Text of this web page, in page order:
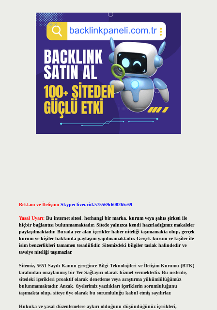
Reklam ve İletişim: Skype: live:.cid.575569c608265c69
Yasal Uyarı: Bu internet sitesi, herhangi bir marka, kurum veya şahıs şirketi ile
hiçbir bağlantısı bulunmamaktadır. Sitede yalnızca kendi hazırladığımız makaleler
paylaşılmaktadır. Burada yer alan içerikler haber niteliği taşımamakta olup, gerçek
kurum ve kişiler hakkında paylaşım yapılmamaktadır. Gerçek kurum ve kişiler ile
isim benzerlikleri tamamen tesadüfidir. Sitemizdeki bilgiler taslak halindedir ve
tavsiye niteliği taşımazlar.
Sitemiz, 5651 Sayılı Kanun gereğince Bilgi Teknolojileri ve İletişim Kurumu (BTK)
tarafından onaylanmış bir Yer Sağlayıcı olarak hizmet vermektedir. Bu nedenle,
sitedeki içerikleri proaktif olarak denetleme veya araştırma yükümlülüğümüz
bulunmamaktadır. Ancak, üyelerimiz yazdıkları içeriklerin sorumluluğunu
taşımakta olup, siteye üye olarak bu sorumluluğu kabul etmiş sayılırlar.
Hukuka ve yasal düzenlemelere aykırı olduğunu düşündüğünüz içerikleri,